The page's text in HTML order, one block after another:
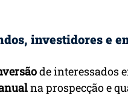
investidores e
de interessados
na prospecção e